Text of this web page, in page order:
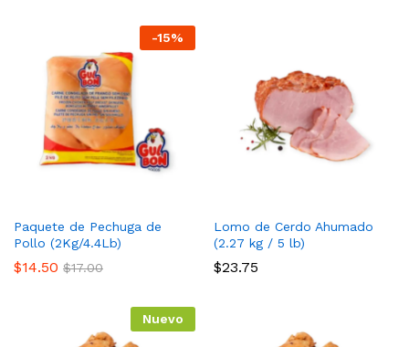
-15%
Paquete de Pechuga de
Pollo (2Kg/4.4Lb)
$14.50 $17.00
Lomo de Cerdo Ahumado
(2.27 kg / 5 lb)
$23.75
Nuevo